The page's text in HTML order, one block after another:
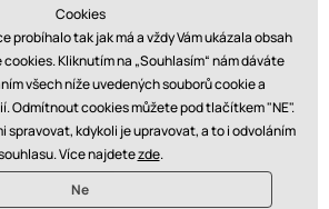
Cookies
probíhalo tak jak má a vždy Vám ukázala obsah
cookies. Kliknutím na „Souhlasím“ nám dáváte
všech níže uvedených souborů cookie a
Odmítnout cookies můžete pod tlačítkem "NE".
spravovat, kdykoli je upravovat, a to i odvoláním
Více najdetezde.
Ne